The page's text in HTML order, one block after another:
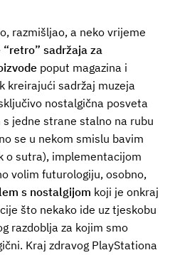
razmišljao, a neko vrijeme
sadržaja za
poput magazina i
kreirajući sadržaj muzeja
nostalgična posveta
jedne strane stalno na rubu
se u nekom smislu bavim
o sutra), implementacijom
volim futurologiju, osobno,
s nostalgijom koji je onkraj
što nekako ide uz tjeskobu
razdoblja za kojim smo
Kraj zdravog PlayStationa